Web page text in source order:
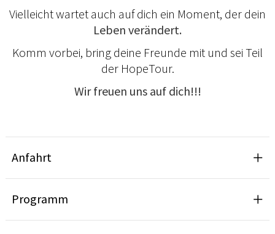
Vielleicht wartet auch auf dich ein Moment, der dein
Leben verändert.
Komm vorbei, bring deine Freunde mit und sei Teil
der HopeTour.
Wir freuen uns auf dich!!!
Anfahrt
Programm